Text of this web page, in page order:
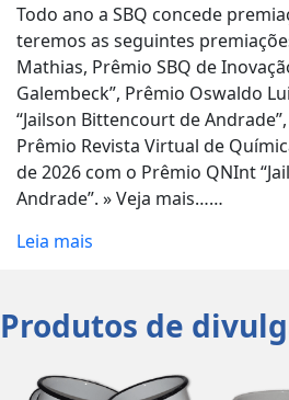
Todo ano a SBQ concede
teremos as seguintes
Mathias, Prêmio SBQ de
Galembeck”, Prêmio Oswaldo
“Jailson Bittencourt de Andrade”,
Prêmio Revista Virtual de
de 2026 com o Prêmio QNInt
Andrade”. » Veja mais……
Leia mais
Produtos de